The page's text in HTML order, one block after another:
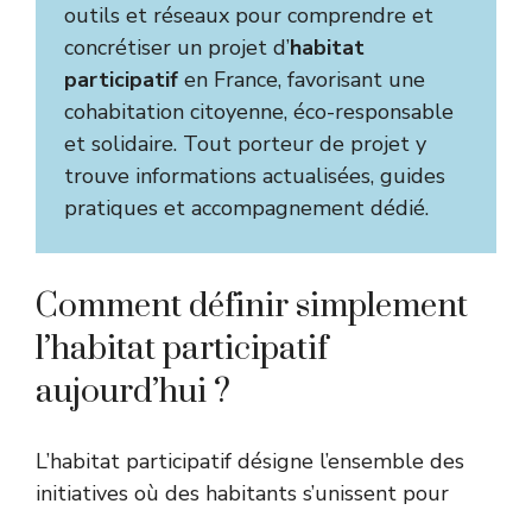
outils et réseaux pour comprendre et
concrétiser un projet d’habitat
participatif en France, favorisant une
cohabitation citoyenne, éco-responsable
et solidaire. Tout porteur de projet y
trouve informations actualisées, guides
pratiques et accompagnement dédié.
Comment définir simplement
l’habitat participatif
aujourd’hui ?
L’habitat participatif désigne l’ensemble des
initiatives où des habitants s’unissent pour